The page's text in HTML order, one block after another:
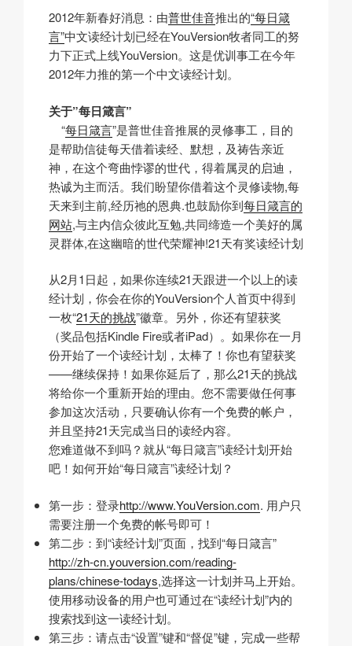
2012年新春好消息：由普世佳音推出的“每日箴
言”中文读经计划已经在YouVersion牧者同工的努
力下正式上线YouVersion。这是优训事工在今年
2012年力推的第一个中文读经计划。
关于”每日箴言”
“每日箴言”是普世佳音推展的灵修事工，目的
是帮助信徒每天借着读经、默想，及祷告亲近
神，在这个弯曲悖谬的世代，得着属灵的启迪，
热诚为主而活。我们盼望你借着这个灵修读物,每
天来到主前,经历祂的恩典.也鼓励你到每日箴言的
网站,与主内信众彼此互勉,共同缔造一个美好的属
灵群体,在这幽暗的世代荣耀神!21天有奖读经计划
从2月1日起，如果你连续21天跟进一个以上的读
经计划，你会在你的YouVersion个人首页中得到
一枚“21天的挑战”徽章。另外，你还有望获奖
（奖品包括Kindle Fire或者iPad）。如果你在一月
份开始了一个读经计划，太棒了！你也有望获奖
——继续保持！如果你延后了，那么21天的挑战
将给你一个重新开始的理由。您不需要做任何事
参加这次活动，只要确认你有一个免费的帐户，
并且坚持21天完成当日的读经内容。
您难道做不到吗？就从“每日箴言”读经计划开始
吧！如何开始“每日箴言”读经计划？
第一步：登录http://www.YouVersion.com. 用户只
需要注册一个免费的帐号即可！
第二步：到“读经计划”页面，找到“每日箴言”
http://zh-cn.youversion.com/reading-
plans/chinese-todays,选择这一计划并马上开始。
使用移动设备的用户也可通过在“读经计划”内的
搜索找到这一读经计划。
第三步：请点击“设置”键和“督促”键，完成一些帮